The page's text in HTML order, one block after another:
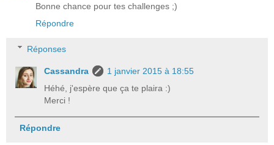
Bonne chance pour tes challenges ;)
Répondre
Réponses
Cassandra
1 janvier 2015 à 18:55
Héhé, j'espère que ça te plaira :)
Merci !
Répondre